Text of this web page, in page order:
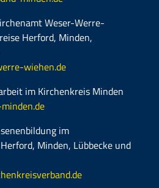
Weser-Werre-
Herford, Minden,
wiehen.de
im Kirchenkreis Minden
im
Minden, Lübbecke und